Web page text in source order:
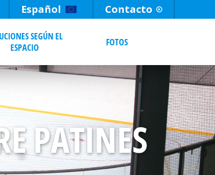
Español Contacto
SEGÚN EL
ESPACIO
FOTOS
PATINES